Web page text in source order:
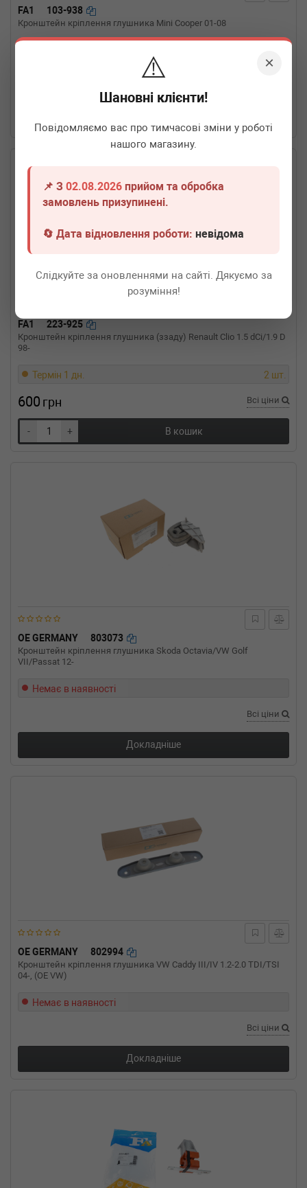
×
⚠️
Шановні клієнти!
Повідомляємо вас про тимчасові зміни у роботі
нашого магазину.
📌 З02.08.2026 прийом та обробка
замовлень призупинені.
🔄 Дата відновлення роботи:невідома
Слідкуйте за оновленнями на сайті. Дякуємо за
розуміння!
FA1 103-938
Кронштейн кріплення глушника Mini Cooper 01-08
3 шт.
FA1 223-925
Кронштейн кріплення глушника (ззаду) Renault Clio 1.5 dCi/1.9 D
98-
Термін 1 дн. 2 шт.
600 грн Всі ціни
- + В кошик
OE GERMANY 803073
Кронштейн кріплення глушника Skoda Octavia/VW Golf
VII/Passat 12-
Немає в наявності
Всі ціни
Докладніше
OE GERMANY 802994
Кронштейн кріплення глушника VW Сaddy III/IV 1.2-2.0 TDI/TSI
04-, (OE VW)
Немає в наявності
Всі ціни
Докладніше